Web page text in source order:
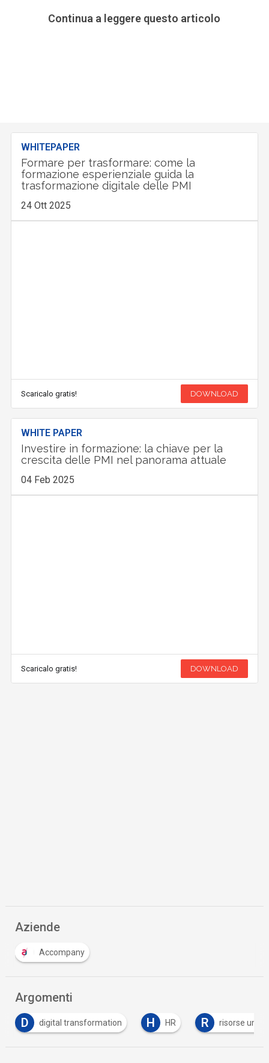
Continua a leggere questo articolo
WHITEPAPER
Formare per trasformare: come la
formazione esperienziale guida la
trasformazione digitale delle PMI
24 Ott 2025
Scaricalo gratis! DOWNLOAD
WHITE PAPER
Investire in formazione: la chiave per la
crescita delle PMI nel panorama attuale
04 Feb 2025
Scaricalo gratis! DOWNLOAD
Aziende
Accompany
Argomenti
D
digital transformation H HR R risorse umane